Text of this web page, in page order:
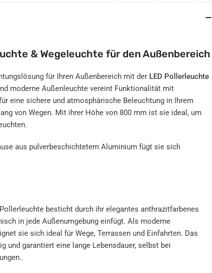
& Wegeleuchte für den Außenbereich
für Ihren Außenbereich mit der LED Pollerleuchte
moderne Außenleuchte vereint Funktionalität mit
eine sichere und atmosphärische Beleuchtung in Ihrem
von Wegen. Mit ihrer Höhe von 800 mm ist sie ideal, um
aus pulverbeschichtetem Aluminium fügt sie sich
besticht durch ihr elegantes anthrazitfarbenes
in jede Außenumgebung einfügt. Als moderne
sie sich ideal für Wege, Terrassen und Einfahrten. Das
und garantiert eine lange Lebensdauer, selbst bei